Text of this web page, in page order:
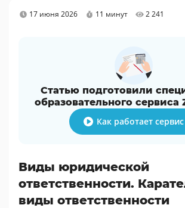
17 июня 2026 11 минут 2 241
Статью подготовили
образовательного сервиса
Как работает сервис
Виды юридической
ответственности.
виды ответственности